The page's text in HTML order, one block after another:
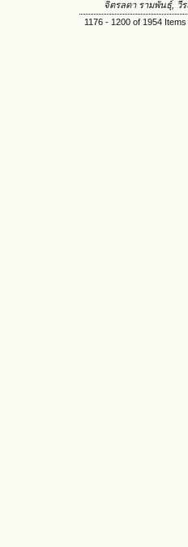
จิตรลดา รามพันธุ์, วี
1176 - 1200 of 1954 Items